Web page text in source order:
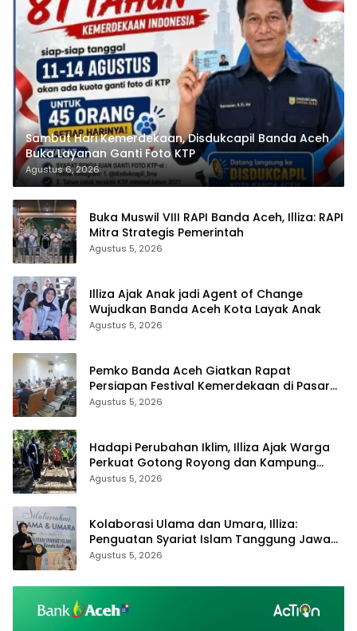
Sambut Hari Kemerdekaan, Disdukcapil Banda Aceh
Buka Layanan Ganti Foto KTP
Agustus 6, 2026
Buka Muswil VIII RAPI Banda Aceh, Illiza: RAPI
Mitra Strategis Pemerintah
Agustus 5, 2026
Illiza Ajak Anak jadi Agent of Change
Wujudkan Banda Aceh Kota Layak Anak
Agustus 5, 2026
Pemko Banda Aceh Giatkan Rapat
Persiapan Festival Kemerdekaan di Pasar
Atjeh
Agustus 5, 2026
Hadapi Perubahan Iklim, Illiza Ajak Warga
Perkuat Gotong Royong dan Kampung
Proklim
Agustus 5, 2026
Kolaborasi Ulama dan Umara, Illiza:
Penguatan Syariat Islam Tanggung Jawab
Bersama
Agustus 5, 2026